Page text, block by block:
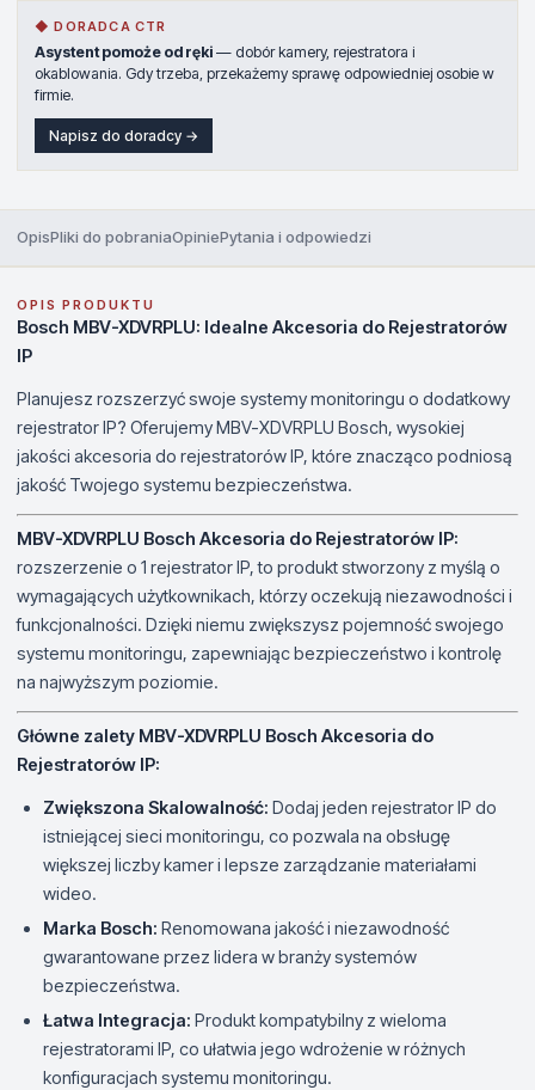
◆ DORADCA CTR
Asystent pomoże od ręki — dobór kamery, rejestratora i
okablowania. Gdy trzeba, przekażemy sprawę odpowiedniej osobie w
firmie.
Napisz do doradcy →
OpisPliki do pobraniaOpiniePytania i odpowiedzi
OPIS PRODUKTU
Bosch MBV-XDVRPLU: Idealne Akcesoria do Rejestratorów
IP
Planujesz rozszerzyć swoje systemy monitoringu o dodatkowy
rejestrator IP? Oferujemy MBV-XDVRPLU Bosch, wysokiej
jakości akcesoria do rejestratorów IP, które znacząco podniosą
jakość Twojego systemu bezpieczeństwa.
MBV-XDVRPLU Bosch Akcesoria do Rejestratorów IP:
rozszerzenie o 1 rejestrator IP, to produkt stworzony z myślą o
wymagających użytkownikach, którzy oczekują niezawodności i
funkcjonalności. Dzięki niemu zwiększysz pojemność swojego
systemu monitoringu, zapewniając bezpieczeństwo i kontrolę
na najwyższym poziomie.
Główne zalety MBV-XDVRPLU Bosch Akcesoria do
Rejestratorów IP:
Zwiększona Skalowalność: Dodaj jeden rejestrator IP do
istniejącej sieci monitoringu, co pozwala na obsługę
większej liczby kamer i lepsze zarządzanie materiałami
wideo.
Marka Bosch: Renomowana jakość i niezawodność
gwarantowane przez lidera w branży systemów
bezpieczeństwa.
Łatwa Integracja: Produkt kompatybilny z wieloma
rejestratorami IP, co ułatwia jego wdrożenie w różnych
konfiguracjach systemu monitoringu.